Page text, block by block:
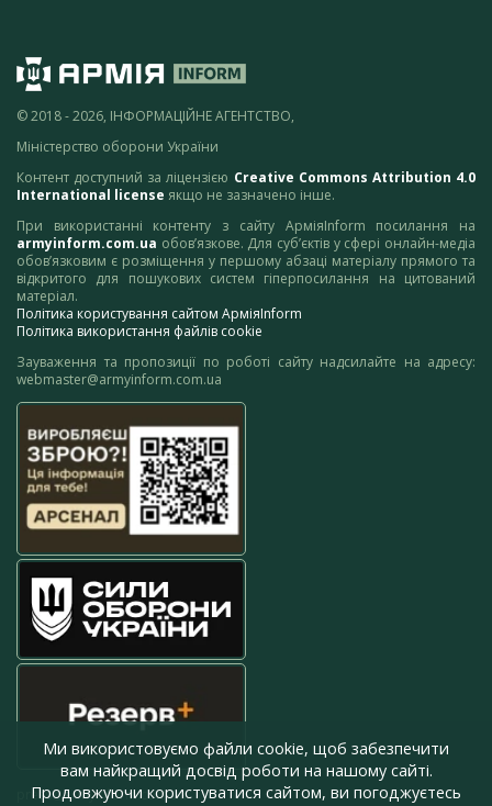
© 2018 - 2026, ІНФОРМАЦІЙНЕ АГЕНТСТВО,
Міністерство оборони України
Контент доступний за ліцензією Creative Commons Attribution 4.0
International license якщо не зазначено інше.
При використанні контенту з сайту АрміяInform посилання на
armyinform.com.ua обов’язкове. Для суб’єктів у сфері онлайн-медіа
обов’язковим є розміщення у першому абзаці матеріалу прямого та
відкритого для пошукових систем гіперпосилання на цитований
матеріал.
Політика користування сайтом АрміяInform
Політика використання файлів cookie
Зауваження та пропозиції по роботі сайту надсилайте на адресу:
webmaster@armyinform.com.ua
press@armyinform.com.ua
Ми використовуємо файли cookie, щоб забезпечити
вам найкращий досвід роботи на нашому сайті.
Продовжуючи користуватися сайтом, ви погоджуєтесь